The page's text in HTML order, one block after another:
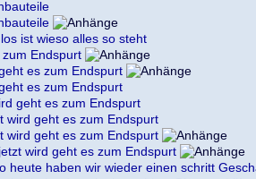
ist wieso alles so steht
Endspurt
es zum Endspurt
es zum Endspurt
geht es zum Endspurt
wird geht es zum Endspurt
wird geht es zum Endspurt
wird geht es zum Endspurt
heute haben wir wieder einen schritt